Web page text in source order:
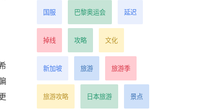
国服 巴黎奥运会 延迟
掉线 攻略 文化
新加坡 旅游 旅游季
旅游攻略 日本旅游 景点